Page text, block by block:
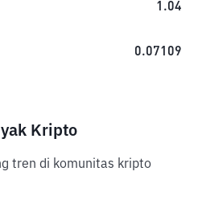
1.04
0.07109
Kripto
tren di komunitas kripto